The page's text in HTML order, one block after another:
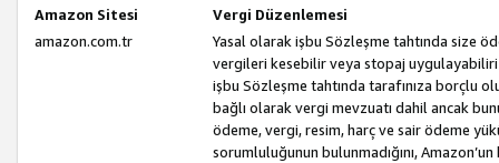
Amazon Sitesi
Vergi Düzenlemesi
amazon.com.tr
Yasal olarak işbu Sözleşme tahtında size
vergileri kesebilir veya stopaj
işbu Sözleşme tahtında tarafınıza borçlu
bağlı olarak vergi mevzuatı dahil ancak
ödeme, vergi, resim, harç ve sair ödeme
sorumluluğunun bulunmadığını,